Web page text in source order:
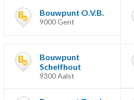
Bouwpunt O.V.B.
9000 Gent
Bouwpunt
Schelfhout
9300 Aalst